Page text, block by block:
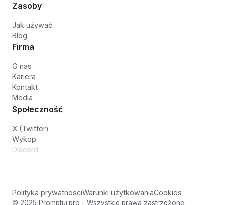
Zasoby
Jak używać
Blog
Firma
O nas
Kariera
Kontakt
Media
Społeczność
X (Twitter)
Wykop
Discord
© 2025 Promptuj.pro - Wszystkie prawa zastrzeżone.
Polityka prywatnościWarunki użytkowaniaCookies